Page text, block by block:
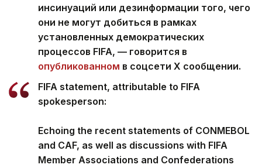
инсинуаций или дезинформации того, чего
они не могут добиться в рамках
установленных демократических
процессов FIFA, — говорится в
опубликованном в соцсети Х сообщении.
FIFA statement, attributable to FIFA
spokesperson:
Echoing the recent statements of CONMEBOL
and CAF, as well as discussions with FIFA
Member Associations and Confederations